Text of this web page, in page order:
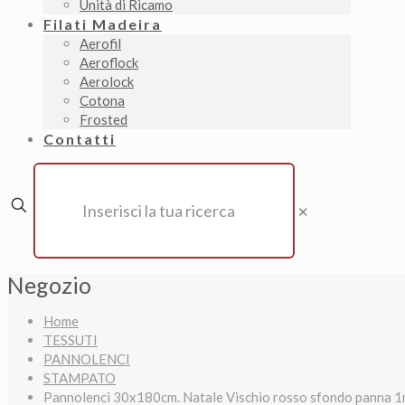
Unità di Ricamo
Filati Madeira
Aerofil
Aeroflock
Aerolock
Cotona
Frosted
Contatti
✕
Negozio
Home
TESSUTI
PANNOLENCI
STAMPATO
Pannolenci 30x180cm. Natale Vischio rosso sfondo panna